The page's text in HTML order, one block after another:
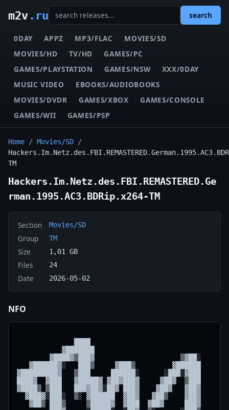
m2v.ru search
0DAY APPZ MP3/FLAC
MOVIES/SD
MOVIES/HD
TV/HD
GAMES/PC
GAMES/PLAYSTATION
GAMES/NSW
XXX/0DAY
MUSIC VIDEO
EBOOKS/AUDIOBOOKS
MOVIES/DVDR
GAMES/XBOX
GAMES/CONSOLE
GAMES/WII
GAMES/PSP
Home / Movies/SD /
TM
Hackers.Im.Netz.des.FBI.REMASTERED.Ge
rman.1995.AC3.BDRip.x264-TM
Section Movies/SD
Group TM
Size 1,01 GB
Files 24
Date 2026-05-02
NFO